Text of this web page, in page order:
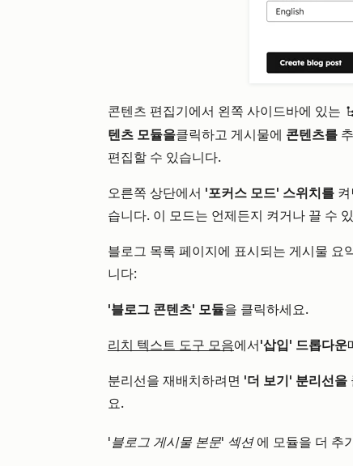
콘텐츠 편집기에서 왼쪽 사이드바에 있는
텐츠 모듈을클릭하고 게시물에 콘텐츠를
편집할 수 있습니다.
오른쪽 상단에서 '포커스 모드' 스위치를
습니다. 이 모드는 언제든지 켜거나 끌 수
블로그 목록 페이지에 표시되는 게시물 요
니다:
'블로그 콘텐츠' 모듈을 클릭하세요.
리치 텍스트 도구 모음에서'삽입' 드롭다운
분리선을 재배치하려면 '더 보기' 분리선을
요.
'블로그 게시물 본문' 섹션 에 모듈을 더 추